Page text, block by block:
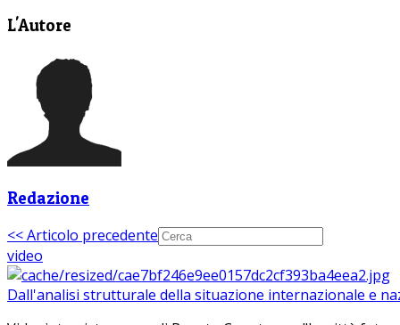
L'Autore
Redazione
<< Articolo precedente
video
Dall'analisi strutturale della situazione internazionale e